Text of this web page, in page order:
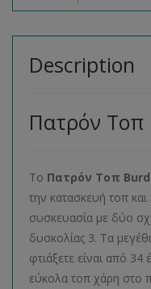
Description
Πατρόν Τοπ
Το Πατρόν Τοπ
την κατασκευή τοπ
συσκευασία με δύο
δυσκολίας 3. Τα
φτιάξετε είναι από
εύκολα τοπ χάρη στο